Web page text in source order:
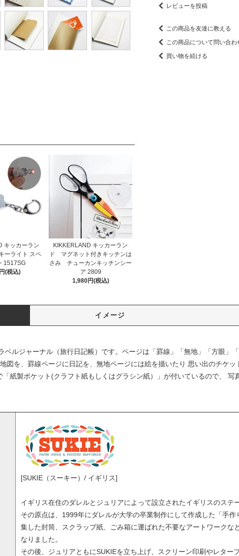
キッカーラン
ーライト スペ
1517SG
(税込)
KIKKERLAND キッカーラン
ド マグネット付きキッチンは
さみ チューカンキッチンシー
ア 2809
1,980円(税込)
レビューを投稿
この商品を友達に教える
この商品について問い合わ
買い物を続ける
イメージ
ベルジャーナル（旅行日記帳）です。ページは「罫線」「無地」「方眼」
図を、罫線ページに日記を、無地ページには絵を描いたり 思い出のチケ
紙製ポケット(クラフト紙もしくはグラシン紙）」が付いているので、 写
[SUKIE（スーキー）/ イギリス]
イギリス在住のダレルとジュリアによって設立されたイギリスのステ
その原点は、1999年にダレルが大学の卒業制作にして作成した「手
集した封筒、スクラップ紙、ごみ箱に運ばれた不要なアートワークな
なりました。
その後、ジュリアともにSUKIEを立ち上げ、スクリーン印刷やレター